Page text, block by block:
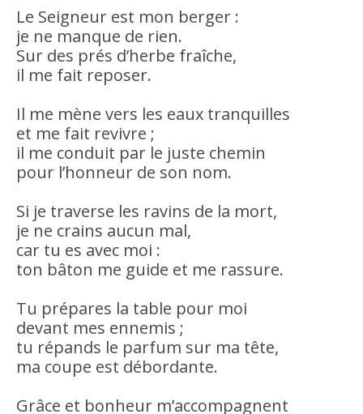
Le Seigneur est mon berger :
je ne manque de rien.
Sur des prés d’herbe fraîche,
il me fait reposer.
Il me mène vers les eaux tranquilles
et me fait revivre ;
il me conduit par le juste chemin
pour l’honneur de son nom.
Si je traverse les ravins de la mort,
je ne crains aucun mal,
car tu es avec moi :
ton bâton me guide et me rassure.
Tu prépares la table pour moi
devant mes ennemis ;
tu répands le parfum sur ma tête,
ma coupe est débordante.
Grâce et bonheur m’accompagnent